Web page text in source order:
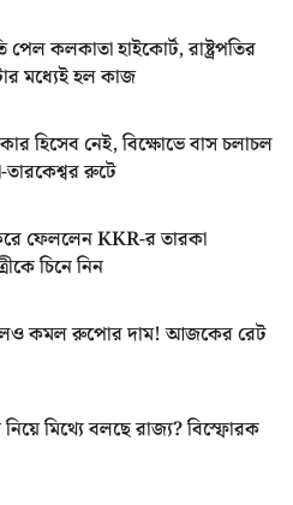
কলকাতা হাইকোর্ট, রাষ্ট্রপতির
মধ্যেই হল কাজ
হিসেব নেই, বিক্ষোভে বাস চলাচল
তারকেশ্বর রুটে
ফেললেন KKR-র তারকা
চিনে নিন
কমল রুপোর দাম! আজকের রেট
মিথ্যে বলছে রাজ্য? বিস্ফোরক